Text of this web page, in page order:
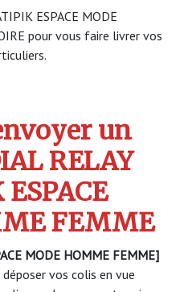
ESPACE MODE
pour vous faire livrer vos
un
RELAY
FEMME
MODE HOMME FEMME]
vos colis en vue